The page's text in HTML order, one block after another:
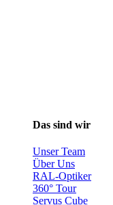
Das sind wir
Unser Team
Über Uns
RAL-Optiker
360° Tour
Servus Cube